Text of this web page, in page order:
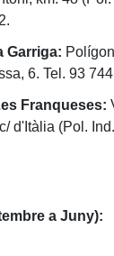
Garriga:
6. Tel. 93
Franqueses:
d'Itàlia (Pol.
a Juny):